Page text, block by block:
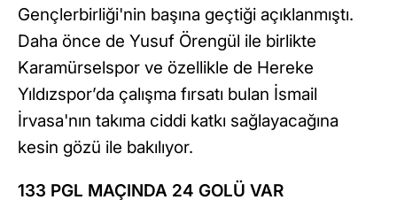
Gençlerbirliği'nin başına geçtiği açıklanmıştı.
Daha önce de Yusuf Örengül ile birlikte
Karamürselspor ve özellikle de Hereke
Yıldızspor’da çalışma fırsatı bulan İsmail
İrvasa'nın takıma ciddi katkı sağlayacağına
kesin gözü ile bakılıyor.
133 PGL MAÇINDA 24 GOLÜ VAR